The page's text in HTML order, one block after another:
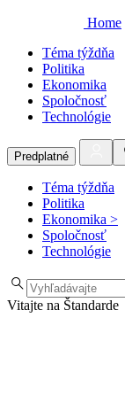
Home
Téma týždňa
Politika
Ekonomika
Spoločnosť
Technológie
Predplatné
Téma týždňa
Politika
Ekonomika >
Spoločnosť
Technológie
Vitajte na Štandarde